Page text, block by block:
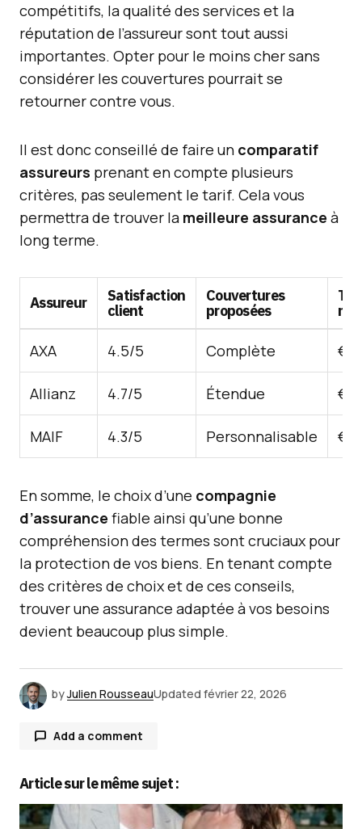
compétitifs, la qualité des services et la
réputation de l’assureur sont tout aussi
importantes. Opter pour le moins cher sans
considérer les couvertures pourrait se
retourner contre vous.
Il est donc conseillé de faire un comparatif
assureurs prenant en compte plusieurs
critères, pas seulement le tarif. Cela vous
permettra de trouver la meilleure assurance à
long terme.
Assureur
Satisfaction
client
Couvertures
proposées
AXA 4.5/5 Complète
Allianz 4.7/5 Étendue
MAIF 4.3/5 Personnalisable
En somme, le choix d’une compagnie
d’assurance fiable ainsi qu’une bonne
compréhension des termes sont cruciaux pour
la protection de vos biens. En tenant compte
des critères de choix et de ces conseils,
trouver une assurance adaptée à vos besoins
devient beaucoup plus simple.
byJulien RousseauUpdated février 22, 2026
Add a comment
Votre adresse e-mail ne sera pas publiée.Les
champs obligatoires sont indiqués avec*
Article sur le même sujet :